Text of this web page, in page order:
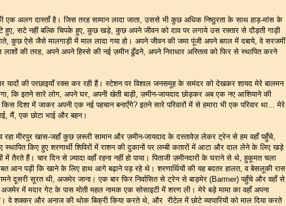
अलग दास्ताँ है। जिस तरह सामान लादा जाता, उससे भी कुछ अधिक निष्ठुरता के साथ हाड़-मांस के
हुए, सटे नहीं बल्कि चिपके हुए, कुछ खड़े, कुछ अपने जीवन को दाव पर लगाये उस रफ़्तार से दौड़ती गाड़ी
ऐसे जैसे मालगाड़ी में माल लादा गया हो। अपने जीवन की जमा पूंजी अपने बग़ल में दबाये, वे सरजमीं
लाशों की तरह, अपने अपने हिस्से की नई ज़मीन ढूँढने, अपने निराधार अस्तित्व को फिर से स्थापित करने
यादों की परछाइयाँ रक्स कर रही हैं। स्टेशन पर विशाल जनसमूह के समंदर को देखकर शायद मेरे बालमन
कि इतने सारे लोग, अपने घर, अपनी खेती बाड़ी, ज़मीन-जायदाद छोड़कर अब एक नए आशियाने की
दिशा में जाकर अपनी एक नई पहचान बनाएँगे? इतने सारे परिवारों में से हमारा भी एक परिवार था... मेरे
मैं, एक छोटा भाई और बहन।
रहा मीरपुर खास-जहाँ कुछ ज़रूरी सामान और ज़मीन-जायदाद के दस्तावेज़ लेकर ट्रेन से हम वहाँ पहुँचे,
स्थापित किए हुए शरणार्थी शिविरों में राशन की दुकानों पर लम्बी कतारों में आटा और दाल लेने के लिए खड़े
तैरते हैं। चार दिन से ज़्यादा वहाँ रहना नहीं हो पाया। पिताजी ज़मीनदारों के घराने से थे, हुकूमत चला
आन पड़ी कि खाने के लिए हाथ आगे बढ़ाने पड़ रहे थे। शरणार्थियों की यह बदतर हालत, व बेसलूकी रास
दूसरी सूरत थी, अजमेर जाना। एक बार फिर निर्वासित से ट्रेन से बाड़मेर (Barmer) पहुँचे और वहाँ से
में मदार गेट के पास मोती महल नामक एक सोसाइटी में शरण ली। मेरे बड़े मामा का वहाँ अपना
वे शक्कर और अनाज की थोक बिक्री किया करते थे, और रीटेल में छोटे व्यापारियों को माल दिया करते